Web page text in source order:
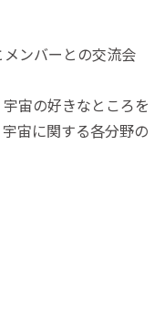
ンバーとの交流会
宙の好きなところを
宙に関する各分野の